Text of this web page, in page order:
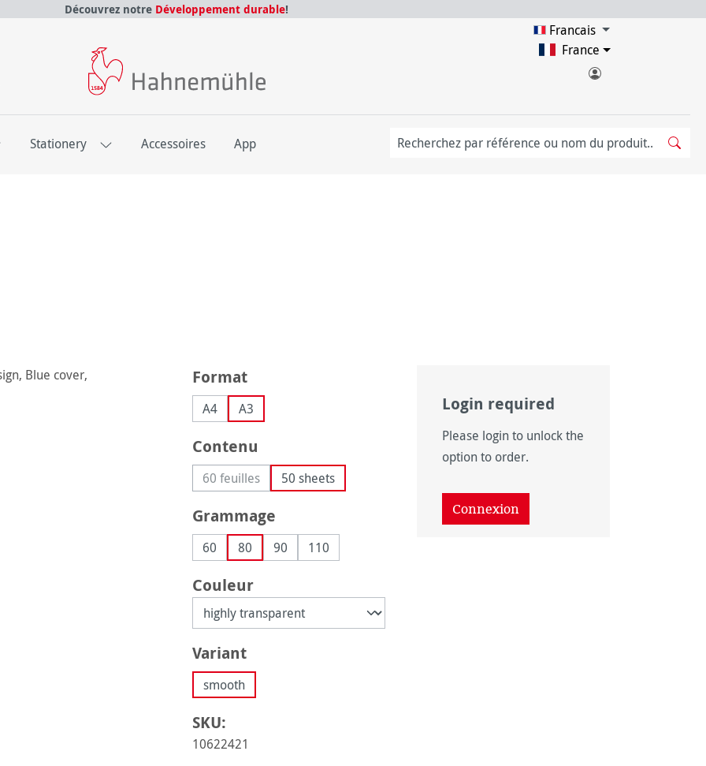
Découvrez notre Développement durable!
Francais
France
Stationery Accessoires App
Sélectionnez
Format
A4 A3
Sélectionnez
Contenu
60 feuilles(Cette option n'est pas disponible pour le moment.)
50 sheets
Sélectionnez
Grammage
60 80 90 110
Sélectionnez
Couleur
Sélectionnez
Variant
smooth
SKU:
10622421
Login required
Please login to unlock the
option to order.
Connexion